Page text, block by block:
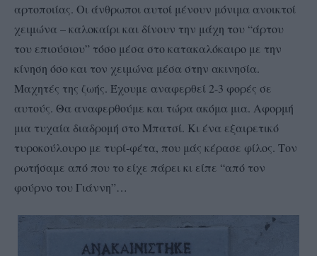
αρτοποιίας. Οι άνθρωποι αυτοί μένουν μόνιμα ανοικτοί
χειμώνα – καλοκαίρι και δίνουν την μάχη του “άρτου
του επιούσιου” τόσο μέσα στο κατακαλόκαιρο με την
κίνηση όσο και τον χειμώνα μέσα στην ακινησία.
Μαχητές της ζωής. Έχουμε αναφερθεί 2-3 φορές σε
αυτούς. Θα αναφερθούμε και τώρα ακόμα μια. Αφορμή
μια τυχαία διαδρομή στο Μπατσί. Κι ένα εξαιρετικό
τυροκούλουρο με τυρί-φέτα, που μάς κέρασε φίλος. Τον
ρωτήσαμε από που το είχε πάρει κι είπε “από τον
φούρνο του Γιάννη”…